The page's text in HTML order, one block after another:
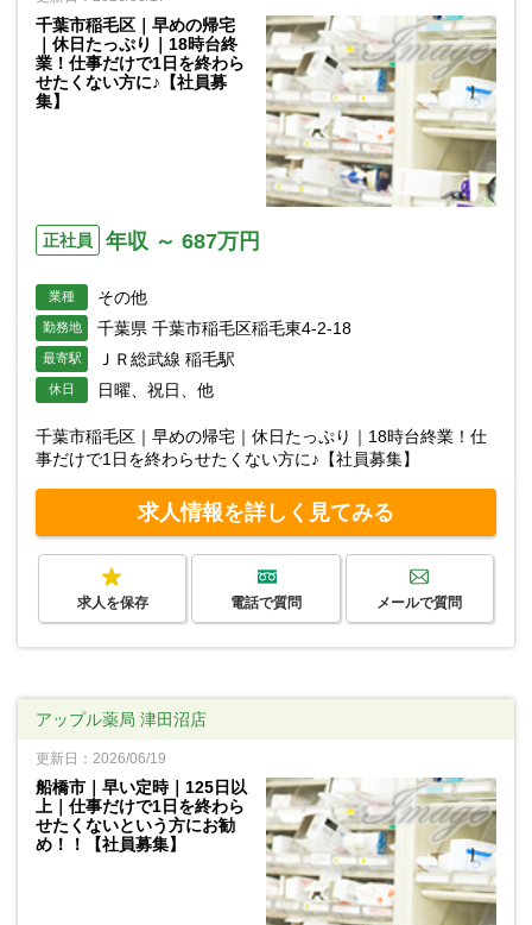
千葉市稲毛区｜早めの帰宅
｜休日たっぷり｜18時台終
業！仕事だけで1日を終わら
せたくない方に♪【社員募
集】
正社員 年収 ～ 687万円
業種 その他
勤務地 千葉県 千葉市稲毛区稲毛東4-2-18
最寄駅 ＪＲ総武線 稲毛駅
休日 日曜、祝日、他
千葉市稲毛区｜早めの帰宅｜休日たっぷり｜18時台終業！仕
事だけで1日を終わらせたくない方に♪【社員募集】
求人情報を詳しく見てみる
求人を保存 電話で質問 メールで質問
アップル薬局 津田沼店
更新日：2026/06/19
船橋市｜早い定時｜125日以
上｜仕事だけで1日を終わら
せたくないという方にお勧
め！！【社員募集】